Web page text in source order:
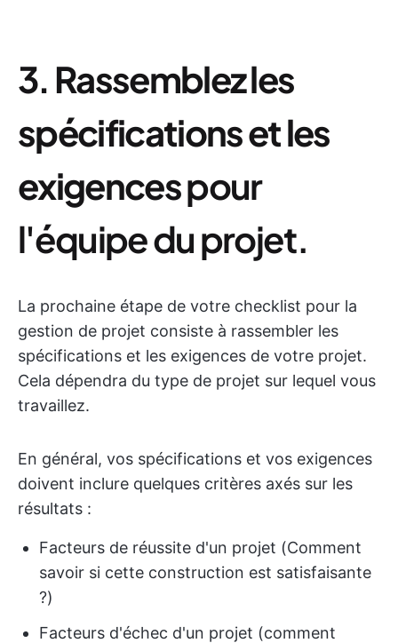
3. Rassemblez les
spécifications et les
exigencespour
l'équipe du projet.
La prochaine étape de votre checklist pour la
gestion de projet consiste à rassembler les
spécifications et les exigences de votre projet.
Cela dépendra du type de projet sur lequel vous
travaillez.
En général, vos spécifications et vos exigences
doivent inclure quelques critères axés sur les
résultats :
Facteurs de réussite d'un projet (Comment
savoir si cette construction est satisfaisante
?)
Facteurs d'échec d'un projet (comment